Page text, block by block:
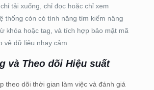
tải xuống, chỉ đọc hoặc chỉ xem
thống còn có tính năng tìm kiếm nâng
khóa hoặc tag, và tích hợp bảo mật mã
vệ dữ liệu nhạy cảm.
và Theo dõi Hiệu suất
theo dõi thời gian làm việc và đánh giá